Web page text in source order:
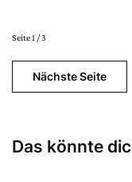
Seite 1 / 3
Nächste Seite
Das könnte